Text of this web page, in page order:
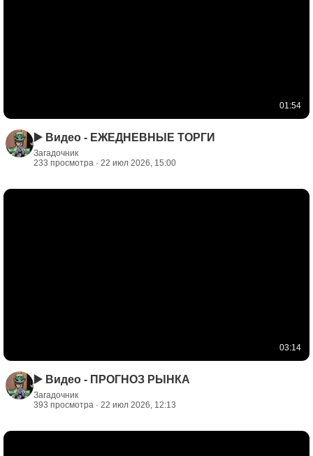
01:54
▶️ Видео - ЕЖЕДНЕВНЫЕ ТОРГИ
Загадочник
233 просмотра · 22 июл 2026, 15:00
03:14
▶️ Видео - ПРОГНОЗ РЫНКА
Загадочник
393 просмотра · 22 июл 2026, 12:13